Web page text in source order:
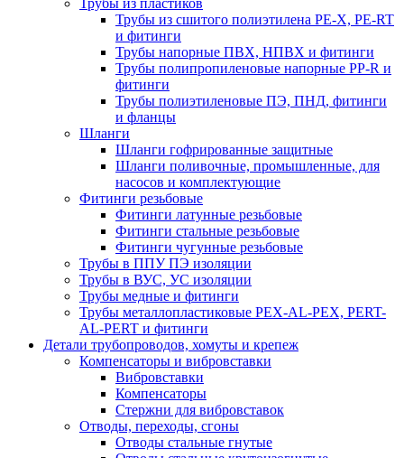
Трубы из пластиков
Трубы из сшитого полиэтилена PE-X, PE-RT
и фитинги
Трубы напорные ПВХ, НПВХ и фитинги
Трубы полипропиленовые напорные PP-R и
фитинги
Трубы полиэтиленовые ПЭ, ПНД, фитинги
и фланцы
Шланги
Шланги гофрированные защитные
Шланги поливочные, промышленные, для
насосов и комплектующие
Фитинги резьбовые
Фитинги латунные резьбовые
Фитинги стальные резьбовые
Фитинги чугунные резьбовые
Трубы в ППУ ПЭ изоляции
Трубы в ВУС, УС изоляции
Трубы медные и фитинги
Трубы металлопластиковые PEX-AL-PEX, PERT-
AL-PERT и фитинги
Детали трубопроводов, хомуты и крепеж
Компенсаторы и вибровставки
Вибровставки
Компенсаторы
Стержни для вибровставок
Отводы, переходы, сгоны
Отводы стальные гнутые